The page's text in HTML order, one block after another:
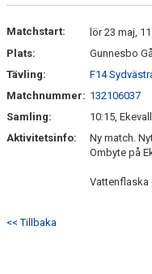
KONTAKT
Matchstart:
lör 23 maj,
Plats:
Gunnesbo
Tävling:
F14
Matchnummer: 132106037
Samling:
10:15,
Aktivitetsinfo:
Ny match.
Ombyte på
Vattenflaska
<< Tillbaka